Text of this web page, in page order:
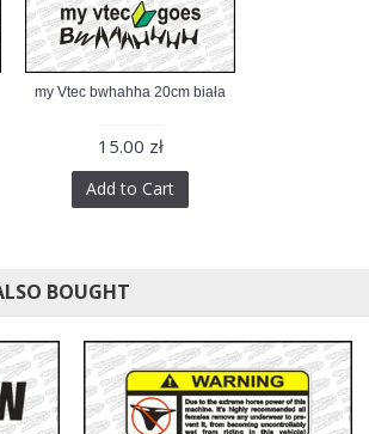
my Vtec bwhahha 20cm biała
15.00 zł
Add to Cart
BOUGHT